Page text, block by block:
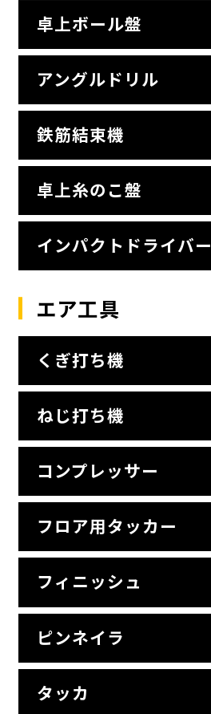
卓上ボール盤
アングルドリル
鉄筋結束機
卓上糸のこ盤
インパクトドライバー
エア工具
くぎ打ち機
ねじ打ち機
コンプレッサー
フロア用タッカー
フィニッシュ
ピンネイラ
タッカ